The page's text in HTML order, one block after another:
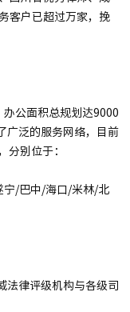
客户已超过万家，挽
公面积总规划达9000
广泛的服务网络，目前
，分别位于：
宁/巴中/海口/米林/北
法律评级机构与各级司